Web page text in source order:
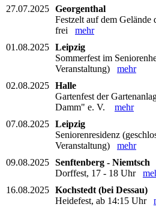
27.07.2025 Georgenthal
Festzelt auf dem
frei mehr
01.08.2025 Leipzig
Sommerfest im
Veranstaltung) mehr
02.08.2025 Halle
Gartenfest der
Damm" e. V. mehr
07.08.2025 Leipzig
Seniorenresidenz
Veranstaltung) mehr
09.08.2025 Senftenberg - Niemtsch
Dorffest, 17 - 18 Uhr
16.08.2025 Kochstedt (bei Dessau)
Heidefest, ab 14:15 Uhr